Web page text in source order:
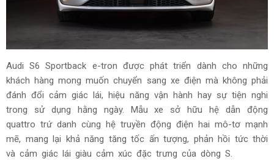
Audi S6 Sportback e-tron được phát triển dành cho những
khách hàng mong muốn chuyển sang xe điện mà không phải
đánh đổi cảm giác lái, hiệu năng vận hành hay sự tiện nghi
trong sử dụng hằng ngày. Mẫu xe sở hữu hệ dẫn động
quattro trứ danh cùng hệ truyền động điện hai mô-tơ mạnh
mẽ, mang lại khả năng tăng tốc ấn tượng, phản hồi tức thời
và cảm giác lái giàu cảm xúc đặc trưng của dòng S.